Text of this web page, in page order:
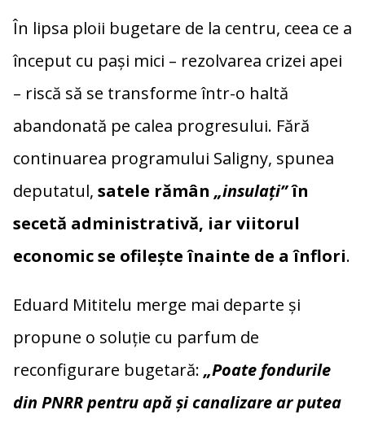
În lipsa ploii bugetare de la centru, ceea ce a
început cu pași mici – rezolvarea crizei apei
– riscă să se transforme într-o haltă
abandonată pe calea progresului. Fără
continuarea programului Saligny, spunea
deputatul, satele rămân „insulați”în
secetă administrativă, iar viitorul
economic se ofilește înainte de a înflori.
Eduard Mititelu merge mai departe și
propune o soluție cu parfum de
reconfigurare bugetară: „Poate fondurile
din PNRR pentru apă și canalizare ar putea